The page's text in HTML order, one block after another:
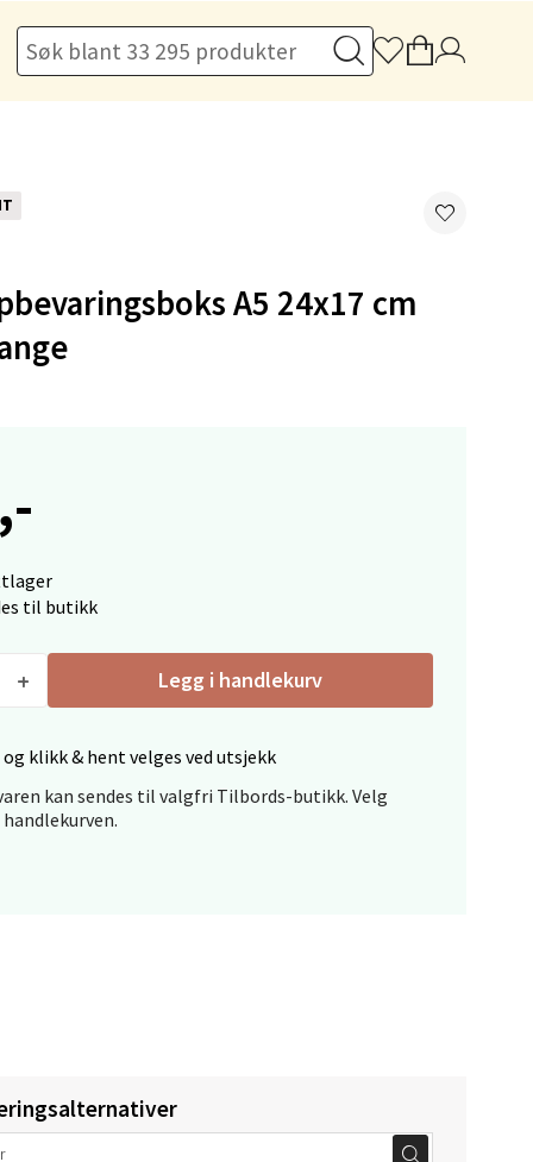
A5 24x17 cm
til butikk
Legg i handlekurv
klikk & hent velges ved utsjekk
kan sendes til valgfri Tilbords-butikk. Velg